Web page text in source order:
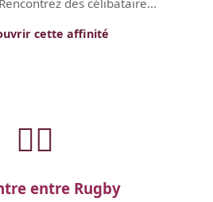
cette affinité
🏃‍♂️
entre Rugby